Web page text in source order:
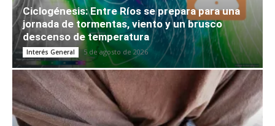
Ciclogénesis: Entre Ríos se prepara para una
jornada de tormentas, viento y un brusco
descenso de temperatura
Interés General 5 de agosto de 2026